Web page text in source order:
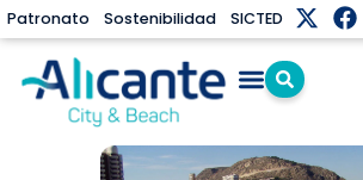
Patronato Sostenibilidad SICTED